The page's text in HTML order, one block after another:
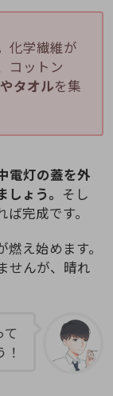
化学繊維が
コットン
タオルを集
電灯の蓋を外
ょう。 そし
完成です。
え始めます。
せんが、晴れ